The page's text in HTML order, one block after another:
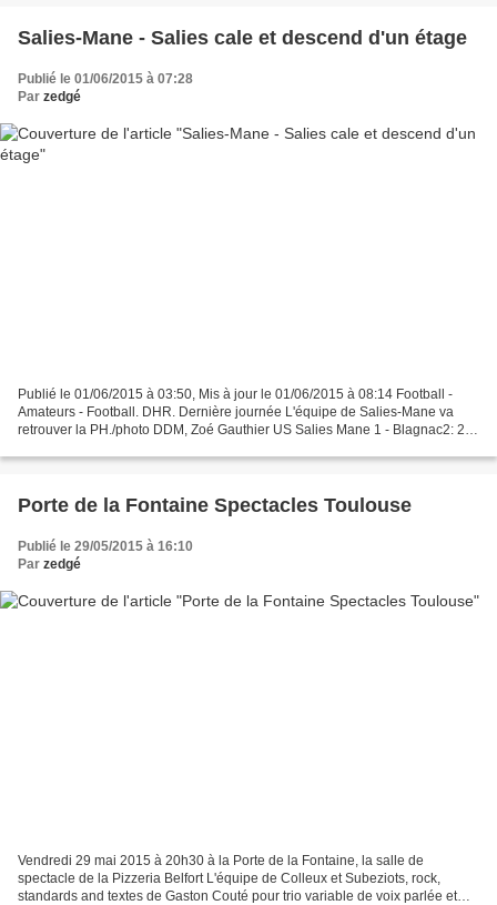
Salies-Mane - Salies cale et descend d'un étage
Publié le 01/06/2015 à 07:28
Par zedgé
Publié le 01/06/2015 à 03:50, Mis à jour le 01/06/2015 à 08:14 Football -
Amateurs - Football. DHR. Dernière journée L'équipe de Salies-Mane va
retrouver la PH./photo DDM, Zoé Gauthier US Salies Mane 1 - Blagnac2: 2 A
Porte de la Fontaine Spectacles Toulouse
Publié le 29/05/2015 à 16:10
Par zedgé
Vendredi 29 mai 2015 à 20h30 à la Porte de la Fontaine, la salle de
spectacle de la Pizzeria Belfort L'équipe de Colleux et Subeziots, rock,
standards and textes de Gaston Couté pour trio variable de voix parlée et